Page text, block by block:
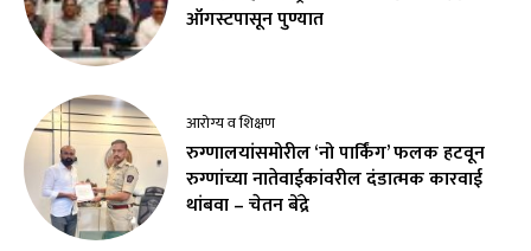
ऑगस्टपासून पुण्यात
आरोग्य व शिक्षण
रुग्णालयांसमोरील ‘नो पार्किंग’ फलक हटवून
रुग्णांच्या नातेवाईकांवरील दंडात्मक कारवाई
थांबवा – चेतन बेंद्रे